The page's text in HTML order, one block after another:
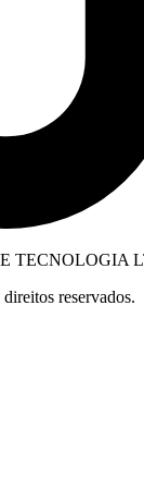
TECNOLOGIA
reservados.